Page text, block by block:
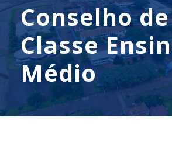
Conselho de
Classe
Médio